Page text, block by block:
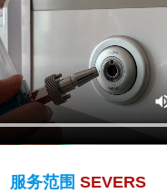
服务范围 SEVERS